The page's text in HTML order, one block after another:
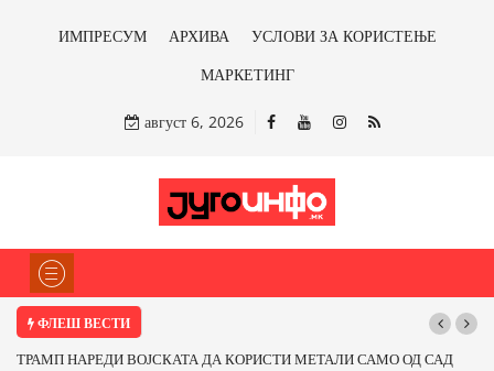
ИМПРЕСУМ АРХИВА
УСЛОВИ ЗА КОРИСТЕЊЕ
МАРКЕТИНГ
август 6, 2026
ФЛЕШ ВЕСТИ
ТРАМП НАРЕДИ ВОЈСКАТА ДА КОРИСТИ МЕТАЛИ САМО ОД САД